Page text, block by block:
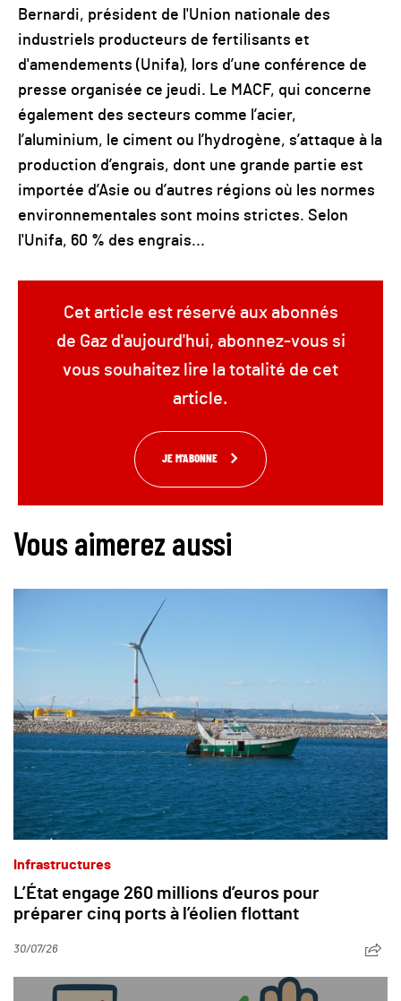
Bernardi, président de l'Union nationale des
industriels producteurs de fertilisants et
d'amendements (Unifa), lors d’une conférence de
presse organisée ce jeudi. Le MACF, qui concerne
également des secteurs comme l’acier,
l’aluminium, le ciment ou l’hydrogène, s’attaque à la
production d’engrais, dont une grande partie est
importée d’Asie ou d’autres régions où les normes
environnementales sont moins strictes. Selon
l'Unifa, 60 % des engrais...
Cet article est réservé aux abonnés
de Gaz d'aujourd'hui, abonnez-vous si
vous souhaitez lire la totalité de cet
article.
JE M'ABONNE
Vous aimerez aussi
Infrastructures
L’État engage 260 millions d’euros pour
préparer cinq ports à l’éolien flottant
30/07/26